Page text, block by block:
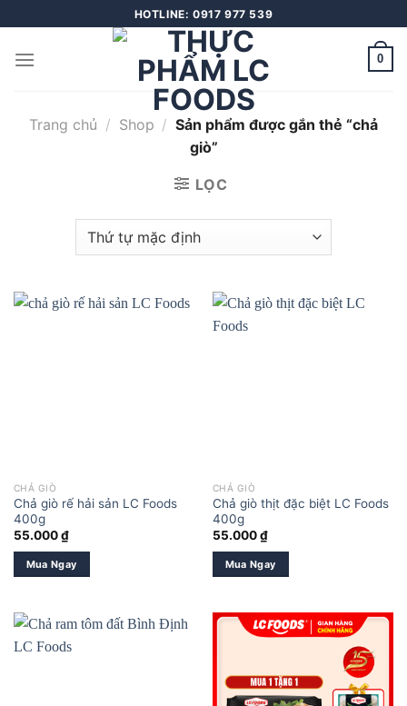
to
content
HOTLINE: 0917 977 539
0
Trang chủ / Shop / Sản phẩm được gắn thẻ “chả
giò”
LỌC
CHẢ GIÒ
Chả giò rế hải sản LC Foods
400g
55.000₫
Mua Ngay
CHẢ GIÒ
Chả giò thịt đặc biệt LC Foods
400g
55.000₫
Mua Ngay